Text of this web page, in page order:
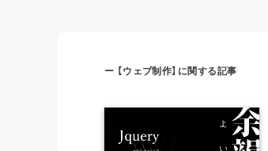
ー 【ウェブ制作】に関する記事